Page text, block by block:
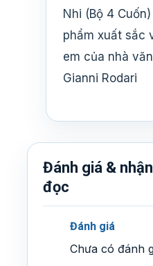
Nhi (Bộ 4
phẩm xuất sắc
em của nhà
Gianni Rodari
Đánh giá &
đọc
Đánh giá
Chưa có đánh